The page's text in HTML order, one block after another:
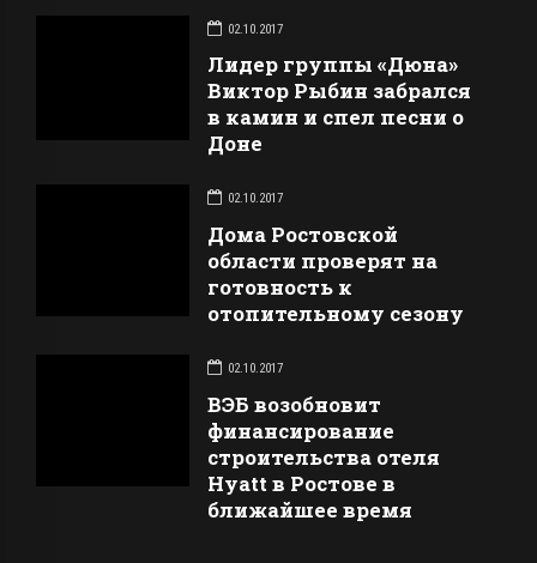
02.10.2017
Лидер группы «Дюна»
Виктор Рыбин забрался
в камин и спел песни о
Доне
02.10.2017
Дома Ростовской
области проверят на
готовность к
отопительному сезону
02.10.2017
ВЭБ возобновит
финансирование
строительства отеля
Hyatt в Ростове в
ближайшее время